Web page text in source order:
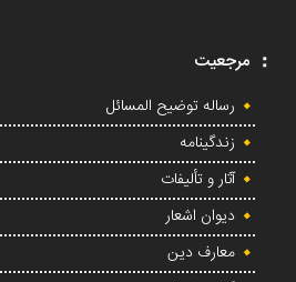
مرجعیت
رساله توضیح المسائل
زندگینامه
آثار و تألیفات
دیوان اشعار
معارف دین